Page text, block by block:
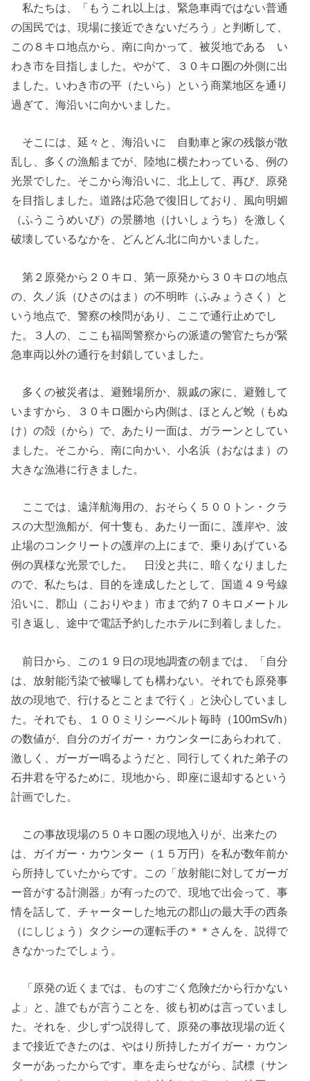
私たちは、「もうこれ以上は、緊急車両ではない普通
の国民では、現場に接近できないだろう」と判断して、
この８キロ地点から、南に向かって、被災地である い
わき市を目指しました。やがて、３０キロ圏の外側に出
ました。いわき市の平（たいら）という商業地区を通り
過ぎて、海沿いに向かいました。
そこには、延々と、海沿いに 自動車と家の残骸が散
乱し、多くの漁船までが、陸地に横たわっている、例の
光景でした。そこから海沿いに、北上して、再び、原発
を目指しました。道路は応急で復旧しており、風向明媚
（ふうこうめいび）の景勝地（けいしょうち）を激しく
破壊しているなかを、どんどん北に向かいました。
第２原発から２０キロ、第一原発から３０キロの地点
の、久ノ浜（ひさのはま）の不明昨（ふみょうさく）と
いう地点で、警察の検問があり、ここで通行止めでし
た。３人の、ここも福岡警察からの派遣の警官たちが緊
急車両以外の通行を封鎖していました。
多くの被災者は、避難場所か、親戚の家に、避難して
いますから、３０キロ圏から内側は、ほとんど蛻（もぬ
け）の殻（から）で、あたり一面は、ガラーンとしてい
ました。そこから、南に向かい、小名浜（おなはま）の
大きな漁港に行きました。
ここでは、遠洋航海用の、おそらく５００トン・クラ
スの大型漁船が、何十隻も、あたり一面に、護岸や、波
止場のコンクリートの護岸の上にまで、乗りあげている
例の異様な光景でした。 日没と共に、暗くなりました
ので、私たちは、目的を達成したとして、国道４９号線
沿いに、郡山（こおりやま）市まで約７０キロメートル
引き返し、途中で電話予約したホテルに到着しました。
前日から、この１９日の現地調査の朝までは、「自分
は、放射能汚染で被曝しても構わない。それでも原発事
故の現地で、行けるとことまで行く」と決心していまし
た。それでも、１００ミリシーベルト毎時（100mSv/h）
の数値が、自分のガイガー・カウンターにあらわれて、
激しく、ガーガー鳴るようだと、同行してくれた弟子の
石井君を守るために、現地から、即座に退却するという
計画でした。
この事故現場の５０キロ圏の現地入りが、出来たの
は、ガイガー・カウンター（１５万円）を私が数年前か
ら所持していたからです。この「放射能に対してガーガ
ー音がする計測器」が有ったので、現地で出会って、事
情を話して、チャーターした地元の郡山の最大手の西条
（にしじょう）タクシーの運転手の＊＊さんを、説得で
きなかったでしょう。
「原発の近くまでは、ものすごく危険だから行かない
よ」と、誰でもが言うことを、彼も初めは言っていまし
た。それを、少しずつ説得して、原発の事故現場の近く
まで接近できたのは、やはり所持したガイガー・カウン
ターがあったからです。車を走らせながら、試標（サン